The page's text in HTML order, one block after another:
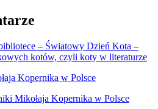
– Światowy Dzień Kota –
kotów, czyli koty w literaturze
Kopernika w Polsce
Mikołaja Kopernika w Polsce